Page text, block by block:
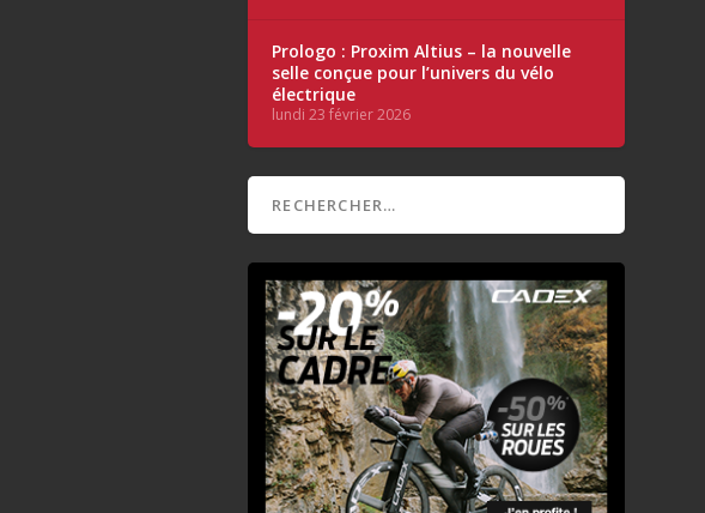
Prologo : Proxim Altius – la nouvelle
selle conçue pour l’univers du vélo
électrique
lundi 23 février 2026